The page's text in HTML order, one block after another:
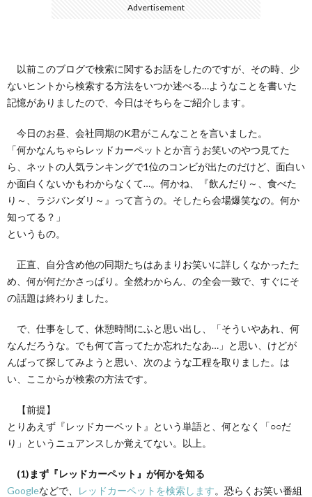
に
て
Advertisement
以前このブログで検索に関するお話をしたのですが、その時、少
ないヒントから検索する方法をいつか述べる…ようなことを書いた
記憶がありましたので、今日はそちらをご紹介します。
今日のお昼、会社同期のK君がこんなことを言いました。
「何かなんちゃらレッドカーペットとか言うお笑いのやつ見てた
ら、ネットの人気ランキングで1位のコンビが出たのだけど、面白い
か面白くないかもわからなくて…。何かね、『飲んだり～、食べた
り～、ラジバンダリ～』って言うの。そしたら会場爆笑なの。何か
知ってる？」
というもの。
正直、自分含め他の同期たちはあまりお笑いに詳しくなかったた
め、何が何だかさっぱり。全然わからん、の全会一致で、すぐにそ
の話題は終わりました。
で、仕事をして、休憩時間にふと思い出し、「そういやあれ、何
なんだろうな。でも何て言ってたか忘れたなあ…」と思い、けどが
んばって探してみようと思い、次のような工程を取りました。は
い、ここからが検索の方法です。
【前提】
とりあえず『レッドカーペット』という単語と、何となく「○○だ
り」というニュアンスしか覚えてない。以上。
(1)まず『レッドカーペット』が何かを知る
Googleなどで、 レッドカーペットを検索します。恐らくお笑い番組